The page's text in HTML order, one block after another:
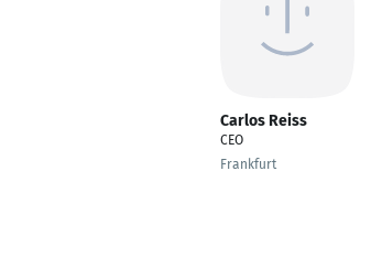
Carlos Reiss
CEO
Frankfurt